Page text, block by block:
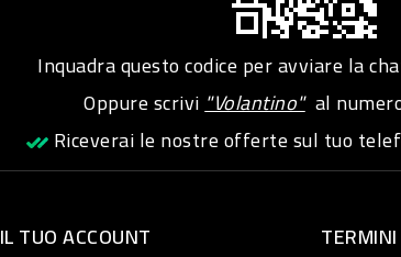
Inquadra questo codice per avviare la
Oppure scrivi"Volantino"al
Riceverai le nostre offerte sul tuo
IL TUO ACCOUNT